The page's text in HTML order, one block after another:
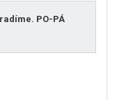
PO-PÁ